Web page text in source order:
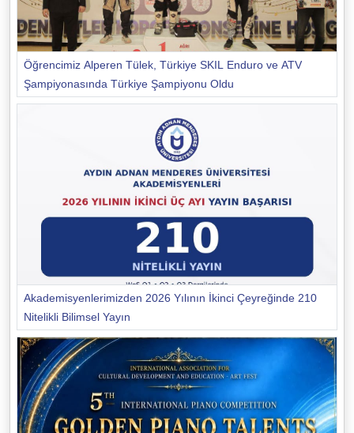
Öğrencimiz Alperen Tülek, Türkiye SKIL Enduro ve ATV
Şampiyonasında Türkiye Şampiyonu Oldu
Akademisyenlerimizden 2026 Yılının İkinci Çeyreğinde 210
Nitelikli Bilimsel Yayın